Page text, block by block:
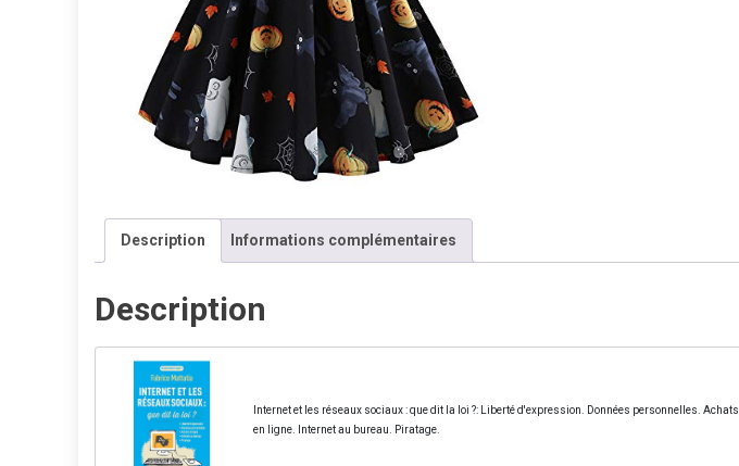
Description Informations complémentaires
Description
Internet et les réseaux sociaux : que dit la loi ?: Liberté d'expression. Données personnelles. Achats
en ligne. Internet au bureau. Piratage.